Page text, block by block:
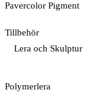
Pavercolor Pigment
Tillbehör
Lera och Skulptur
Polymerlera